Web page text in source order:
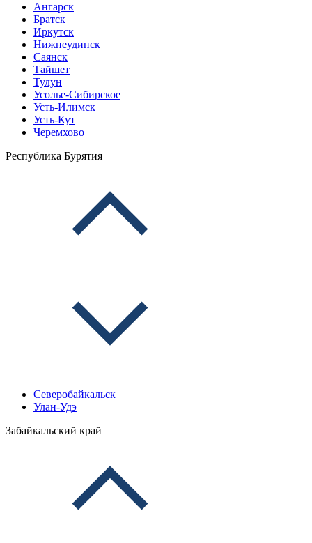
Ангарск
Братск
Иркутск
Нижнеудинск
Саянск
Тайшет
Тулун
Усолье-Сибирское
Усть-Илимск
Усть-Кут
Черемхово
Республика Бурятия
Северобайкальск
Улан-Удэ
Забайкальский край